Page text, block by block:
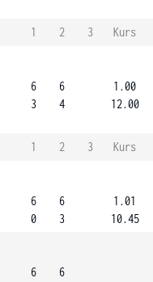
1 2 3
Kurs
6
3
6
4
1.00
12.00
1 2 3
Kurs
6
0
6
3
1.01
10.45
6
6